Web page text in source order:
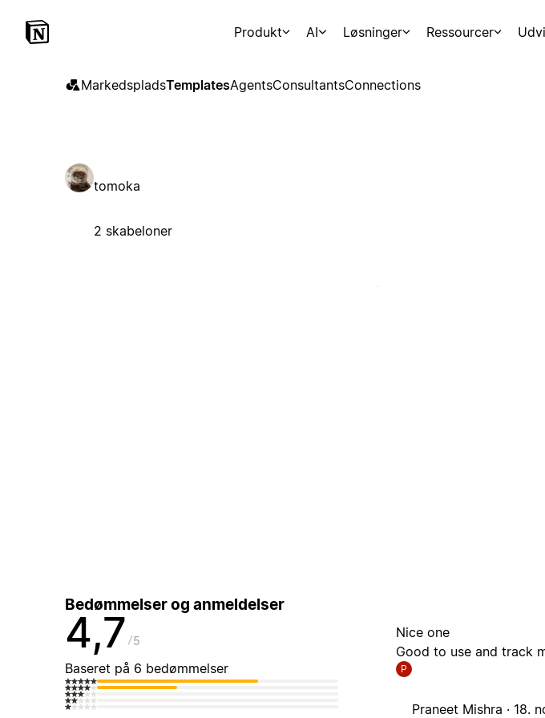
Produkt AI Løsninger Ressourcer
MarkedspladsTemplatesAgentsConsultantsConnections
tomoka
2 skabeloner
Bedømmelser og anmeldelser
4,7 5
Baseret på 6 bedømmelser
Nice one
Good to use and track
P
Praneet Mishra · 18.